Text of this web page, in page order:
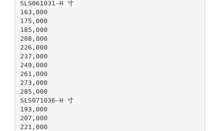
SLS061031-H 寸
163,000
175,000
185,000
208,000
226,000
237,000
249,000
261,000
273,000
285,000
SLS071036-H 寸
193,000
207,000
221,000